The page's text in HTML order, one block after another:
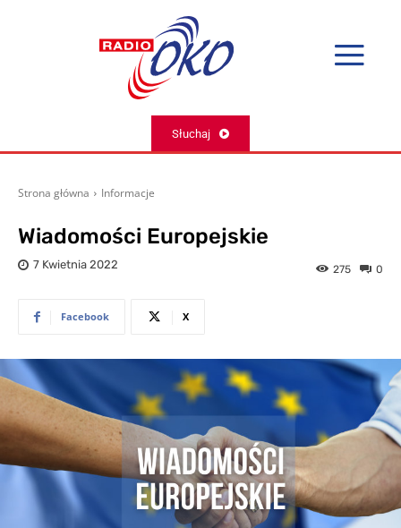
Słuchaj
Strona główna Informacje
Wiadomości Europejskie
7 Kwietnia 2022 0
275
Facebook X